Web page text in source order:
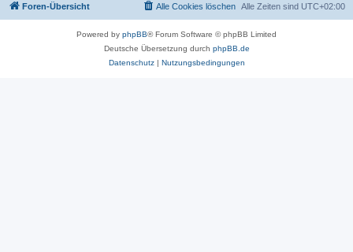
Foren-Übersicht Alle Zeiten sind UTC+02:00
Alle Cookies löschen
Powered by phpBB® Forum Software © phpBB Limited
Deutsche Übersetzung durch phpBB.de
Datenschutz| Nutzungsbedingungen